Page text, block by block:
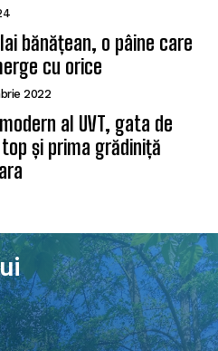
bănățean, o pâine care
cu orice
2022
al UVT, gata de
și prima grădiniță